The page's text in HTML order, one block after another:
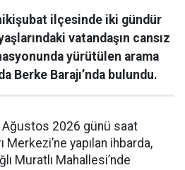
ilçesinde iki gündür
vatandaşın cansız
yürütülen arama
Berke Barajı’nda bulundu.
Ağustos 2026 günü saat
Merkezi’ne yapılan ihbarda,
Muratlı Mahallesi’nde